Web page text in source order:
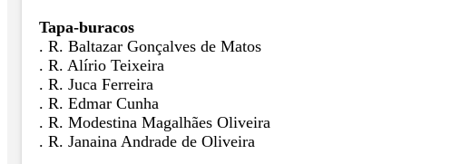
Tapa-buracos
. R. Baltazar Gonçalves de Matos
. R. Alírio Teixeira
. R. Juca Ferreira
. R. Edmar Cunha
. R. Modestina Magalhães Oliveira
. R. Janaina Andrade de Oliveira